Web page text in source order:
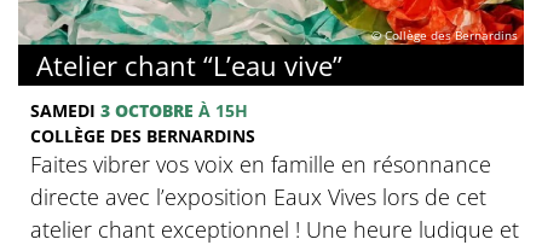
© Collège des Bernardins
Atelier chant “L’eau vive”
SAMEDI 3 OCTOBRE À 15H
COLLÈGE DES BERNARDINS
Faites vibrer vos voix en famille en résonnance
directe avec l’exposition Eaux Vives lors de cet
atelier chant exceptionnel ! Une heure ludique et